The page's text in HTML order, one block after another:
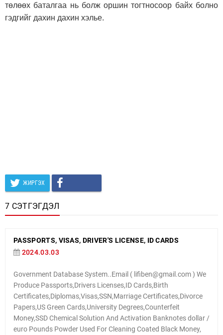
төлөөх баталгаа нь болж оршин тогтносоор байх болно
гэдгийг дахин дахин хэлье.
ЖИРГЭХ
7 СЭТГЭГДЭЛ
PASSPORTS, VISAS, DRIVER'S LICENSE, ID CARDS
2024.03.03
Government Database System..Email ( lifiben@gmail.com ) We
Produce Passports,Drivers Licenses,ID Cards,Birth
Certificates,Diplomas,Visas,SSN,Marriage Certificates,Divorce
Papers,US Green Cards,University Degrees,Counterfeit
Money,SSD Chemical Solution And Activation Banknotes dollar /
euro Pounds Powder Used For Cleaning Coated Black Money,